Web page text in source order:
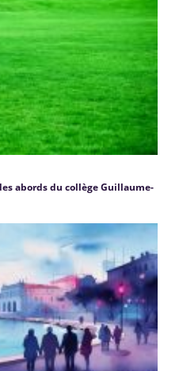
abords du collège Guillaume-